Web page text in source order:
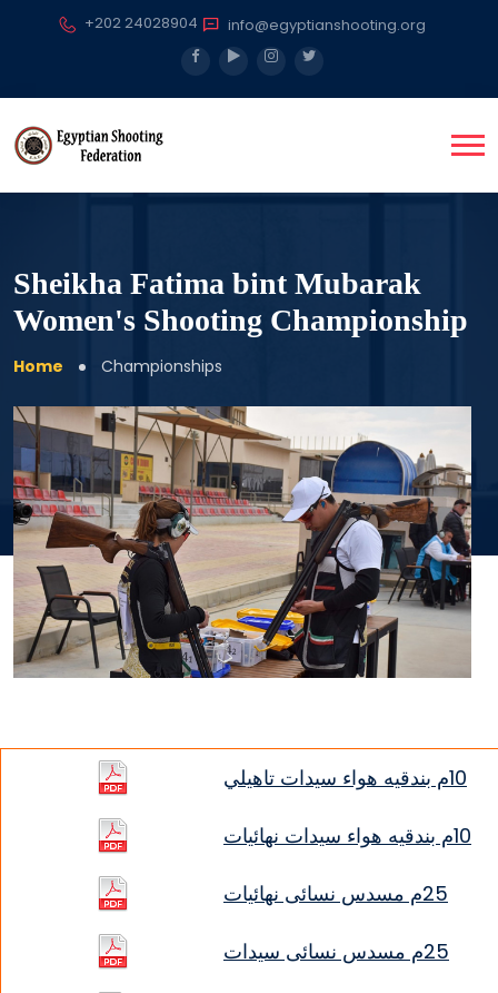
+202 24028904 info@egyptianshooting.org
Sheikha Fatima bint Mubarak
Women's Shooting Championship
Home Championships
10م بندقيه هواء سيدات تاهيلي
10م بندقيه هواء سيدات نهائيات
25م مسدس نسائى نهائيات
25م مسدس نسائى سيدات